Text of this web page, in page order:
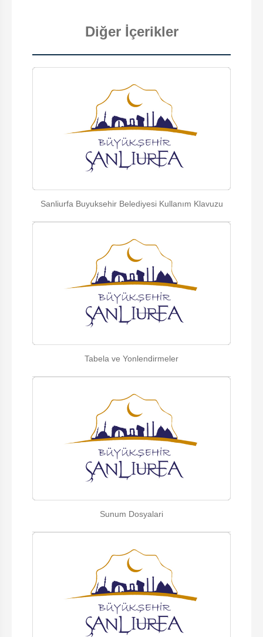
Diğer İçerikler
Sanliurfa Buyuksehir Belediyesi Kullanım Klavuzu
Tabela ve Yonlendirmeler
Sunum Dosyalari